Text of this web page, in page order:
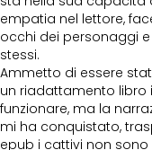
empatia nel lettore,
occhi dei personaggi
stessi.
Ammetto di essere
un riadattamento libro
funzionare, ma la
mi ha conquistato,
epub i cattivi non